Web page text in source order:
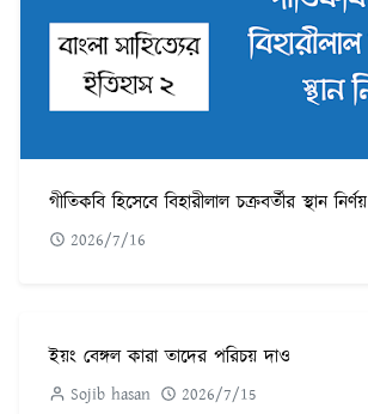
গীতিকবি হিসেবে বিহারীলাল চক্রবর্তীর স্থান নির্ণয়
2026/7/16
ইয়ং বেঙ্গল কারা তাদের পরিচয় দাও
Sojib hasan 2026/7/15